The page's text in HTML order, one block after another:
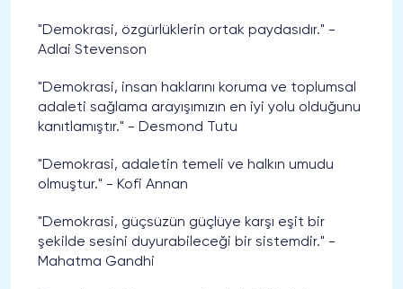
"Demokrasi, özgürlüklerin ortak paydasıdır." -
Adlai Stevenson
"Demokrasi, insan haklarını koruma ve toplumsal
adaleti sağlama arayışımızın en iyi yolu olduğunu
kanıtlamıştır." - Desmond Tutu
"Demokrasi, adaletin temeli ve halkın umudu
olmuştur." - Kofi Annan
"Demokrasi, güçsüzün güçlüye karşı eşit bir
şekilde sesini duyurabileceği bir sistemdir." -
Mahatma Gandhi